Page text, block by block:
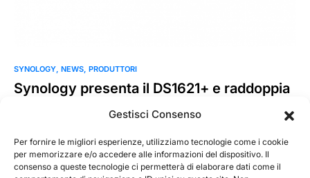
Gestisci Consenso
Per fornire le migliori esperienze, utilizziamo tecnologie come i cookie
per memorizzare e/o accedere alle informazioni del dispositivo. Il
consenso a queste tecnologie ci permetterà di elaborare dati come il
SYNOLOGY NEWS PRODUTTORI
Synology presenta il DS1621+ e raddoppia
di NAS DiskStation a 6 bay progettato per l’archiviazione…
MarKusss
Leggi tutto